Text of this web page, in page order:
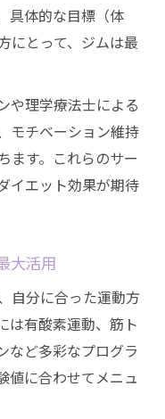
具体的な目標（体
にとって、ジムは最
や理学療法士による
モチベーション維持
ます。これらのサー
イエット効果が期待
大活用
自分に合った運動方
は有酸素運動、筋ト
など多彩なプログラ
値に合わせてメニュ